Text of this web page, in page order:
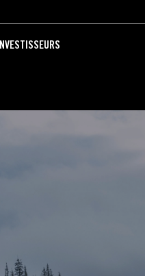
INVESTISSEURS